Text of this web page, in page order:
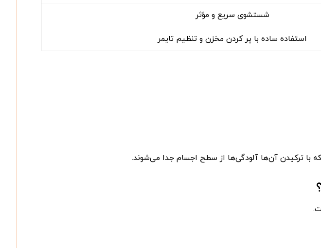
شستشوی سریع و مؤثر
استفاده ساده با پر کردن مخزن و تنظیم تایمر
با ترکیدن آن‌ها آلودگی‌ها از سطح اجسام جدا می‌شوند.